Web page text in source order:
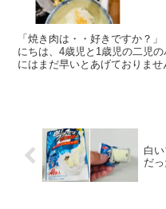
「焼き肉は・・好きですか？」 急に食べたくなるんですよね？ こん
にちは、4歳児と1歳児の二児のパ
にはまだ早いとあげておりませんが ぼく、奥さん、長男と
白
だ